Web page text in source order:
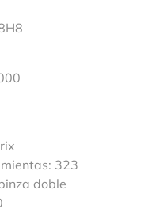
323
doble